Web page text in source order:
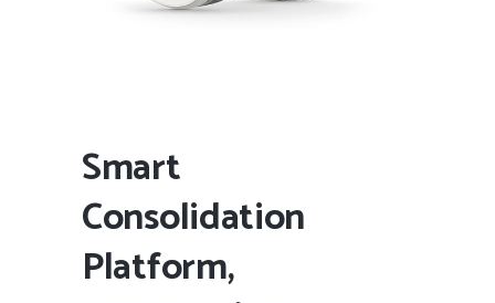
Smart
Consolidation
Platform,